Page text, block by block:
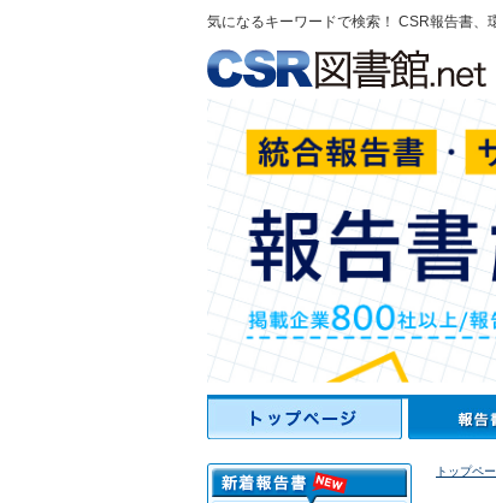
気になるキーワードで検索！ CSR報告書、
トップペ